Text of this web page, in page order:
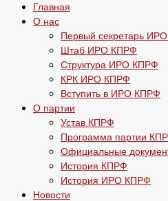
Главная
О нас
Первый секретарь
Штаб ИРО КПРФ
Структура ИРО КПРФ
КРК ИРО КПРФ
Вступить в ИРО КПРФ
О партии
Устав КПРФ
Программа партии
Официальные
История КПРФ
История ИРО КПРФ
Новости